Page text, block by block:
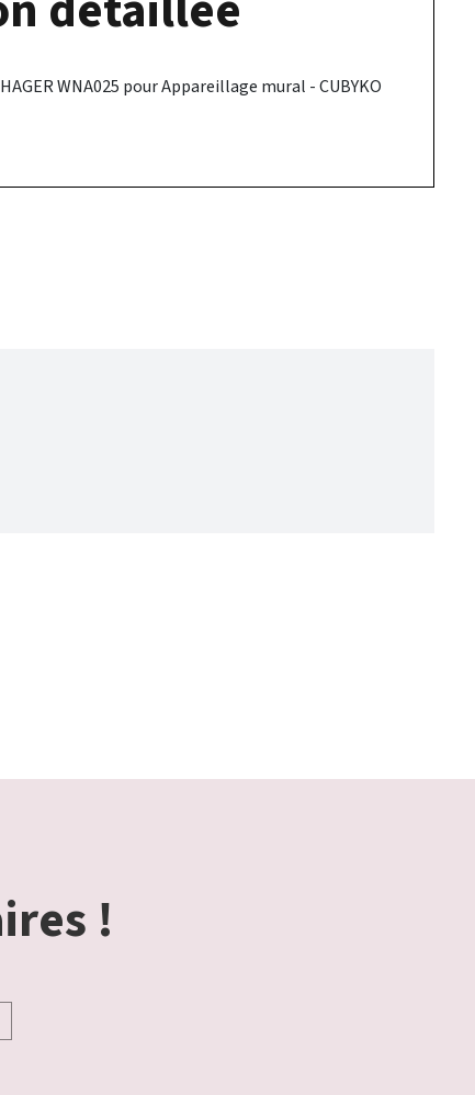
WNA025 pour Appareillage mural - CUBYKO
!